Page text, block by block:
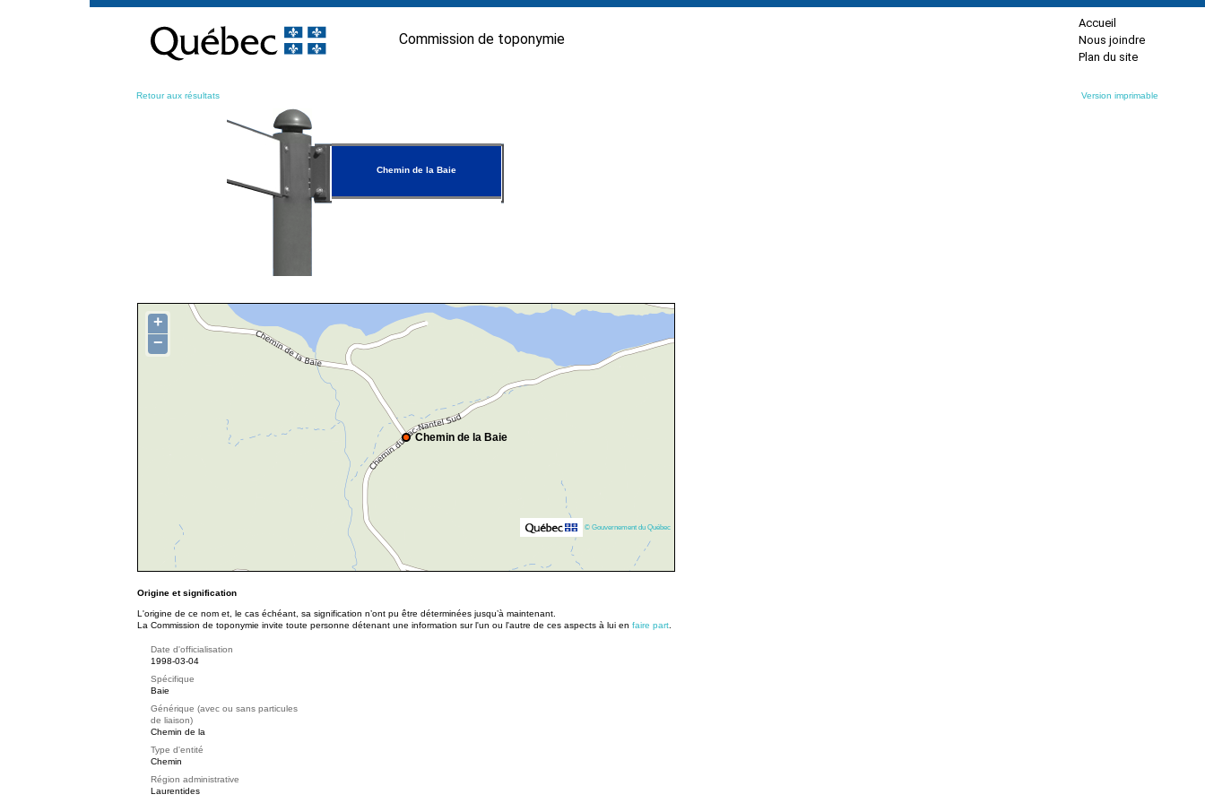
contenu
Commission de toponymie
Accueil
Nous joindre
Plan du site
Retour aux résultats Version imprimable
Chemin de la Baie
Chemin de la Baie
+
−
© Gouvernement du Québec
Origine et signification
L'origine de ce nom et, le cas échéant, sa signification n’ont pu être déterminées jusqu’à maintenant.
La Commission de toponymie invite toute personne détenant une information sur l'un ou l'autre de ces aspects à lui en faire part
Date d'officialisation
1998-03-04
Spécifique
Baie
Générique (avec ou sans particules
de liaison)
Chemin de la
Type d'entité
Chemin
Région administrative
Laurentides